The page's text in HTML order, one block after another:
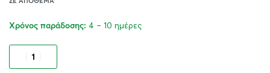
Χρόνος παράδοσης: 4 – 10 ημέρες